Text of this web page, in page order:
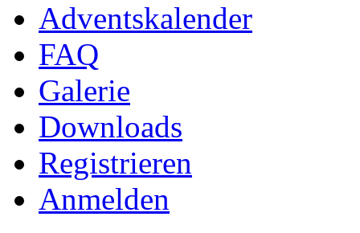
Adventskalender
FAQ
Galerie
Downloads
Registrieren
Anmelden